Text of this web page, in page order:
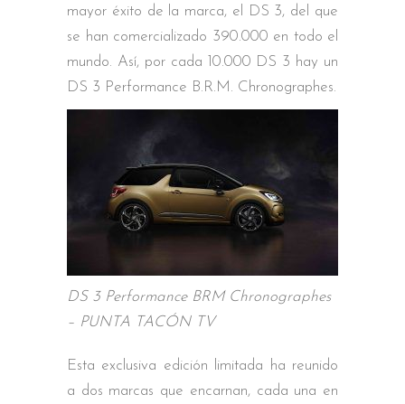
mayor éxito de la marca, el DS 3, del que
se han comercializado 390.000 en todo el
mundo. Así, por cada 10.000 DS 3 hay un
DS 3 Performance B.R.M. Chronographes.
DS 3 Performance BRM Chronographes
– PUNTA TACÓN TV
Esta exclusiva edición limitada ha reunido
a dos marcas que encarnan, cada una en